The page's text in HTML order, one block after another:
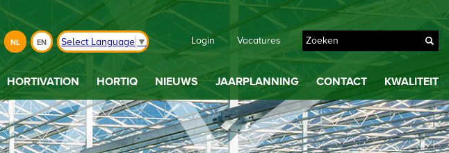
NL EN Select Language ▼ Login Vacatures
HORTIVATION HORTIQ NIEUWS JAARPLANNING CONTACT KWALITEIT